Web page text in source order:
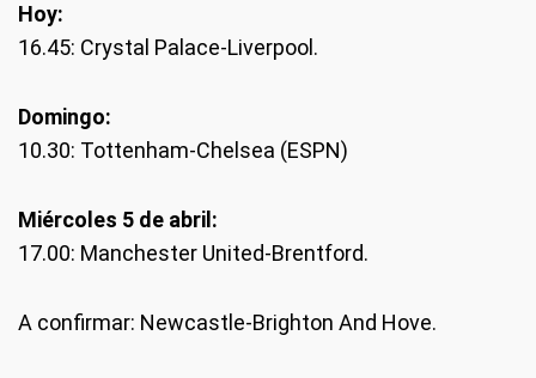
Hoy:
16.45: Crystal Palace-Liverpool.
Domingo:
10.30: Tottenham-Chelsea (ESPN)
Miércoles 5 de abril:
17.00: Manchester United-Brentford.
A confirmar: Newcastle-Brighton And Hove.